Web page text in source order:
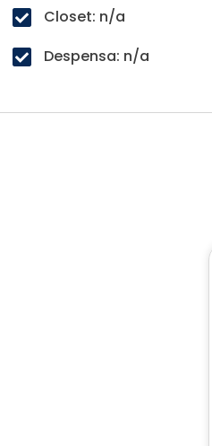
Closet: n/a
Despensa: n/a